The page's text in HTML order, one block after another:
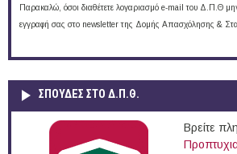
Παρακαλώ, όσοι διαθέτετε λογαριασμό e-mail του Δ.Π.Θ μην
εγγραφή σας στο newsletter της Δομής Απασχόλησης &
ΣΠΟΥΔΈΣ ΣΤΟ Δ.Π.Θ.
Βρείτε